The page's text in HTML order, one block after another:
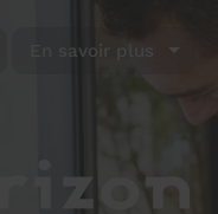
En savoir plus